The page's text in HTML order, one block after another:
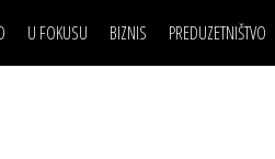
U FOKUSU BIZNIS PREDUZETNIŠTVO
IZJAVA DANABIZNIS SCENA